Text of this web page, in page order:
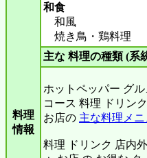
料理
情報
和食
和風
焼き鳥・鶏料理
主な 料理の種類 (系
ホットペッパー グ
コース 料理 ドリン
お店の 主な料理メニ
料理 ドリンク 店内